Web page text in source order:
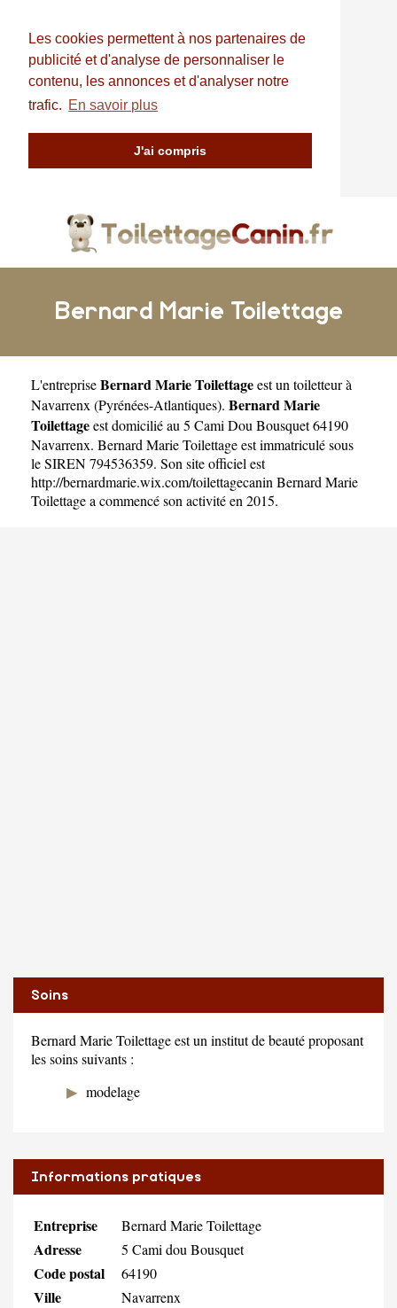
Les cookies permettent à nos partenaires de
publicité et d'analyse de personnaliser le
contenu, les annonces et d'analyser notre
trafic. En savoir plus
J'ai compris
Bernard Marie Toilettage
L'entrepriseBernard Marie Toilettageest un toiletteur à
Navarrenx (Pyrénées-Atlantiques). Bernard Marie
Toilettageest domicilié au 5 Cami Dou Bousquet 64190
Navarrenx. Bernard Marie Toilettage est immatriculé sous
le SIREN 794536359. Son site officiel est
http://bernardmarie.wix.com/toilettagecanin Bernard Marie
Toilettage a commencé son activité en 2015.
Soins
Bernard Marie Toilettage est un institut de beauté proposant
les soins suivants :
modelage
Informations pratiques
Entreprise Bernard Marie Toilettage
Adresse 5 Cami dou Bousquet
Code postal 64190
Ville Navarrenx